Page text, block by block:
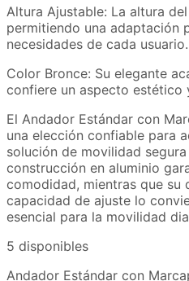
Altura Ajustable: La altura
permitiendo una adaptación
necesidades de cada usuario.
Color Bronce: Su elegante
confiere un aspecto estético
El Andador Estándar con
una elección confiable para
solución de movilidad
construcción en aluminio
comodidad, mientras que su
capacidad de ajuste lo
esencial para la movilidad
5 disponibles
Andador Estándar con